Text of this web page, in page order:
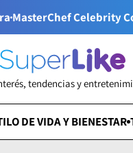
MasterChef Celebrity
tendencias y
DE VIDA Y BIENESTAR